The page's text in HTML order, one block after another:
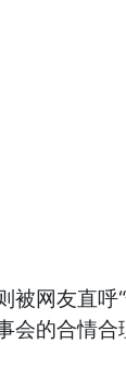
被网友直
会的合情